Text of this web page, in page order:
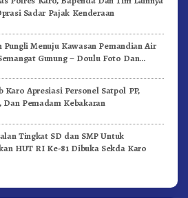
Sadar Pajak Kenderaan
Pungli Menuju Kawasan Pemandian Air
Gunung – Doulu Foto Dan
Karo Apresiasi Personel Satpol PP,
Dan Pemadam Kebakaran
Tingkat SD dan SMP Untuk
HUT RI Ke-81 Dibuka Sekda Karo